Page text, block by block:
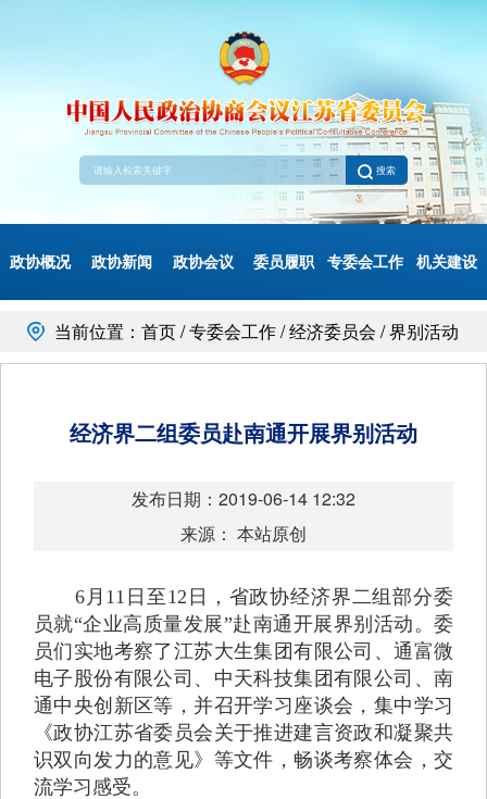
搜索
政协概况 政协新闻 政协会议 委员履职 专委会工作 机关建设
当前位置：首页 / 专委会工作 / 经济委员会 / 界别活动
经济界二组委员赴南通开展界别活动
发布日期：2019-06-14 12:32
来源： 本站原创
6月 11 日至12 日，省政协经济界二组部分委
员就“企业高质量发展”赴南通开展界别活动。委
员们实地考察了江苏大生集团有限公司、通富微
电子股份有限公司、中天科技集团有限公司、南
通中央创新区等，并召开学习座谈会，集中学习
《政协江苏省委员会关于推进建言资政和凝聚共
识双向发力的意见》等文件，畅谈考察体会，交
流学习感受。